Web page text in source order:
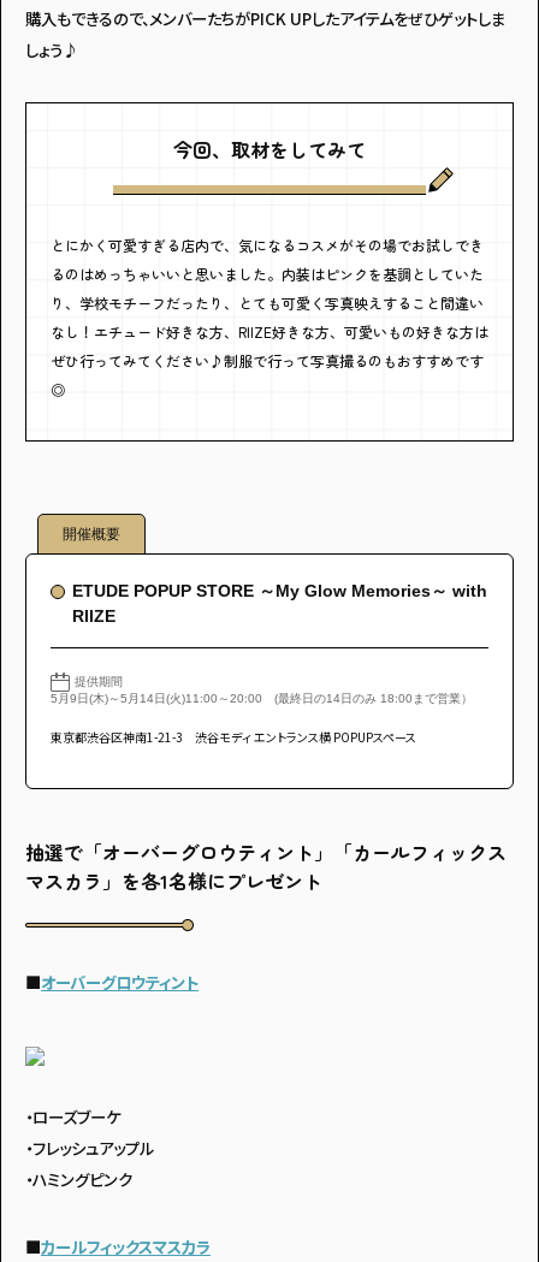
購入もできるので、メンバーたちがPICK UPしたアイテムをぜひゲットしま
しょう♪
今回、取材をしてみて
とにかく可愛すぎる店内で、気になるコスメがその場でお試しでき
るのはめっちゃいいと思いました。内装はピンクを基調としていた
り、学校モチーフだったり、とても可愛く写真映えすること間違い
なし！エチュード好きな方、RIIZE好きな方、可愛いもの好きな方は
ぜひ行ってみてください♪制服で行って写真撮るのもおすすめです
◎
開催概要
ETUDE POPUP STORE ～My Glow Memories～ with
RIIZE
提供期間
5月9日(木)～5月14日(火)11:00～20:00 (最終日の14日のみ 18:00まで営業）
東京都渋谷区神南1-21-3 渋谷モディ エントランス横 POPUPスペース
抽選で「オーバーグロウティント」「カールフィックス
マスカラ」を各1名様にプレゼント
■オーバーグロウティント
・ローズブーケ
・フレッシュアップル
・ハミングピンク
■カールフィックスマスカラ